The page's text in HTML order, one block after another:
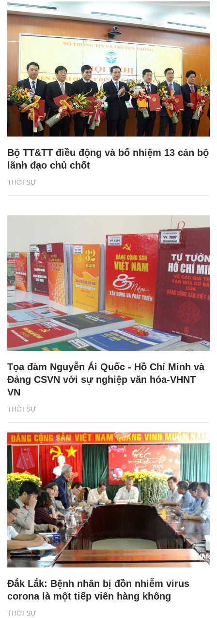
THỜI SỰ
Bộ TT&TT điều động và bổ nhiệm 13 cán bộ
lãnh đạo chủ chốt
THỜI SỰ
Tọa đàm Nguyễn Ái Quốc - Hồ Chí Minh và
Đảng CSVN với sự nghiệp văn hóa-VHNT
VN
THỜI SỰ
Đắk Lắk: Bệnh nhân bị đồn nhiễm virus
corona là một tiếp viên hàng không